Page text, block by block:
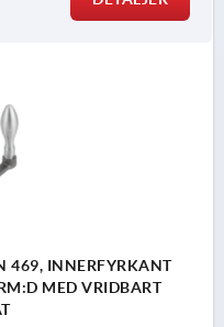
469, INNERFYRKANT
MED VRIDBART